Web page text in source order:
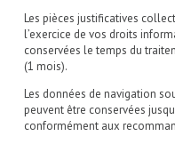
Les pièces justificatives
l’exercice de vos droits
conservées le temps du
(1 mois).
Les données de navigation
peuvent être conservées
conformément aux